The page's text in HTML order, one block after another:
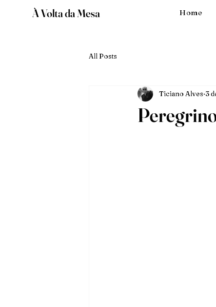
À Volta da Mesa Home
All Posts
Ticiano Alves 3